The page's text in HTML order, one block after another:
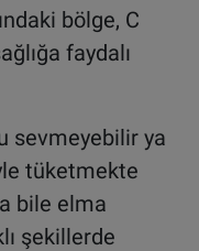
bölge, C
faydalı
sevmeyebilir ya
tüketmekte
bile elma
şekillerde